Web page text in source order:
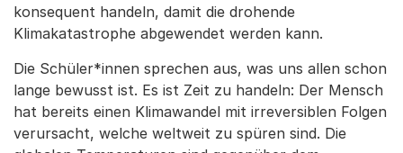
konsequent handeln, damit die drohende
Klimakatastrophe abgewendet werden kann.
Die Schüler*innen sprechen aus, was uns allen schon
lange bewusst ist. Es ist Zeit zu handeln: Der Mensch
hat bereits einen Klimawandel mit irreversiblen Folgen
verursacht, welche weltweit zu spüren sind. Die